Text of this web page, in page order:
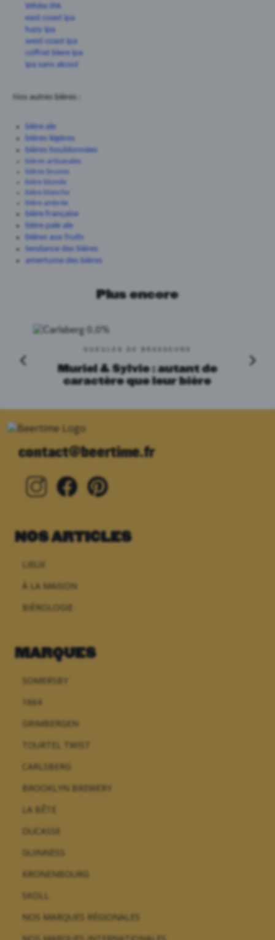
White IPA
east coast ipa
hazy ipa
west coast ipa
coffret biere ipa
ipa sans alcool
Nos autres bières :
bière ale
bières légères
bières houblonnées
bières artisanales
bières brunes
bière blonde
bière blanche
bière ambrée
bière française
bière pale ale
bières aux fruits
tendance des bières
amertume des bières
Plus encore
Muriel & Sylvie : autant de
caractère que leur bière
contact@beertime.fr
NOS ARTICLES
LIEUX
À LA MAISON
BIÈROLOGIE
MARQUES
SOMERSBY
1664
GRIMBERGEN
TOURTEL TWIST
CARLSBERG
BROOKLYN BREWERY
LA BÊTE
DUCASSE
GUINNESS
KRONENBOURG
SKOLL
NOS MARQUES RÉGIONALES